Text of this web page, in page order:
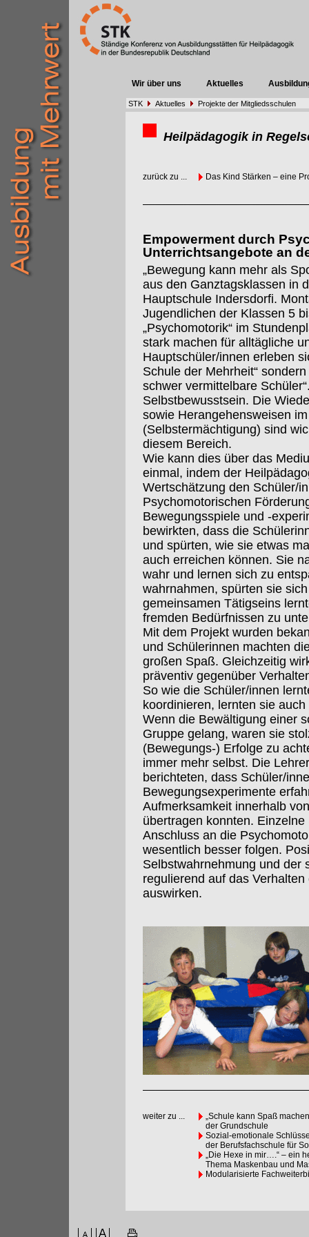
Wir über uns Aktuelles
STK Aktuelles Projekte der Mitgliedsschulen
Heilpädagogik in
zurück zu ... Das Kind Stärken – eine
Empowerment durch
Unterrichtsangebote an
„Bewegung kann mehr als
aus den Ganztagsklassen in
Hauptschule Indersdorfi.
Jugendlichen der Klassen 5
„Psychomotorik“ im
stark machen für alltägliche
Hauptschüler/innen erleben
Schule der Mehrheit“
schwer vermittelbare
Selbstbewusstsein. Die
sowie Herangehensweisen
(Selbstermächtigung) sind
diesem Bereich.
Wie kann dies über das
einmal, indem der
Wertschätzung den Schüler/
Psychomotorischen
Bewegungsspiele und -
bewirkten, dass die
und spürten, wie sie etwas
auch erreichen können. Sie
wahr und lernen sich zu
wahrnahmen, spürten sie
gemeinsamen Tätigseins
fremden Bedürfnissen zu
Mit dem Projekt wurden
und Schülerinnen machten
großen Spaß. Gleichzeitig
präventiv gegenüber
So wie die Schüler/innen
koordinieren, lernten sie
Wenn die Bewältigung einer
Gruppe gelang, waren sie
(Bewegungs-) Erfolge zu
immer mehr selbst. Die
berichteten, dass Schüler/
Bewegungsexperimente
Aufmerksamkeit innerhalb
übertragen konnten.
Anschluss an die
wesentlich besser folgen.
Selbstwahrnehmung und der
regulierend auf das
auswirken.
weiter zu ...
„Schule kann Spaß
der Grundschule
Sozial-emotionale
der Berufsfachschule für
„Die Hexe in mir….“ – ein
Thema Maskenbau und
Modularisierte